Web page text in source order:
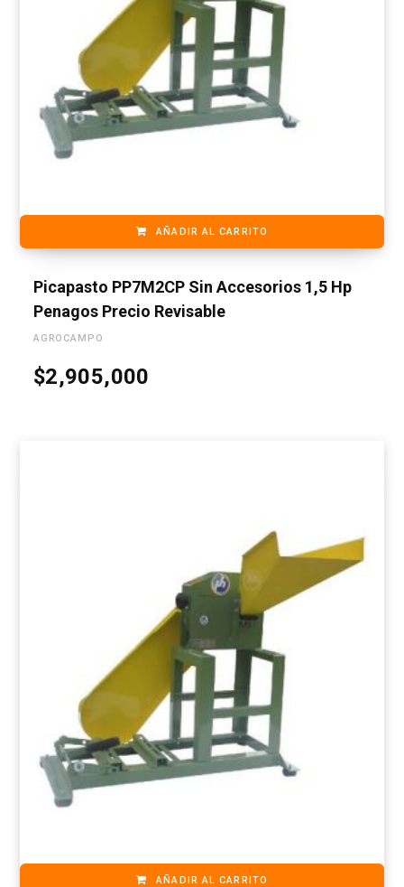
AÑADIR AL CARRITO
Picapasto PP7M2CP Sin Accesorios 1,5 Hp
Penagos Precio Revisable
AGROCAMPO
$2,905,000
AÑADIR AL CARRITO